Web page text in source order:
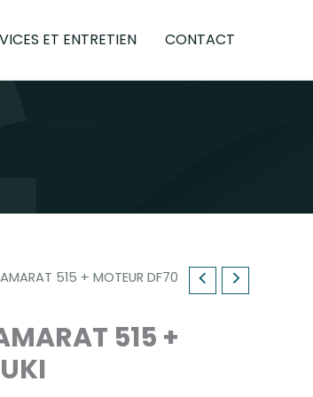
ET ENTRETIEN CONTACT
515 + MOTEUR DF70
515 +